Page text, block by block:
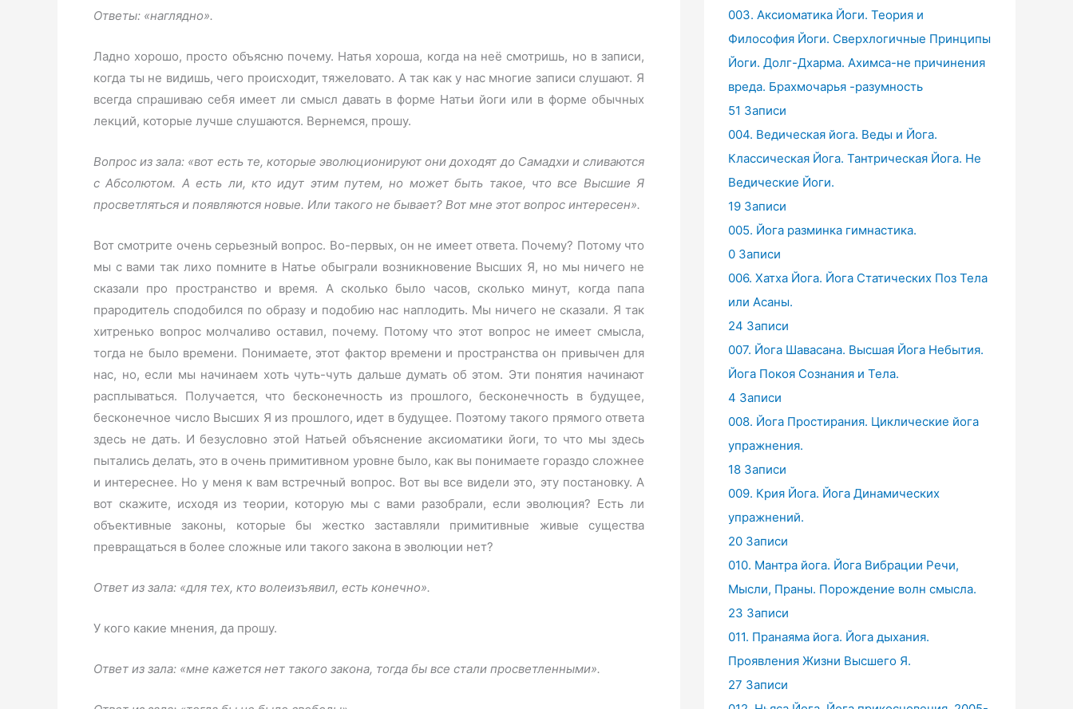
Ответы: «наглядно».
Ладно хорошо, просто объясню почему. Натья хороша, когда на неё смотришь, но в записи,
когда ты не видишь, чего происходит, тяжеловато. А так как у нас многие записи слушают. Я
всегда спрашиваю себя имеет ли смысл давать в форме Натьи йоги или в форме обычных
лекций, которые лучше слушаются. Вернемся, прошу.
Вопрос из зала: «вот есть те, которые эволюционируют они доходят до Самадхи и сливаются
с Абсолютом. А есть ли, кто идут этим путем, но может быть такое, что все Высшие Я
просветляться и появляются новые. Или такого не бывает? Вот мне этот вопрос интересен».
Вот смотрите очень серьезный вопрос. Во-первых, он не имеет ответа. Почему? Потому что
мы с вами так лихо помните в Натье обыграли возникновение Высших Я, но мы ничего не
сказали про пространство и время. А сколько было часов, сколько минут, когда папа
прародитель сподобился по образу и подобию нас наплодить. Мы ничего не сказали. Я так
хитренько вопрос молчаливо оставил, почему. Потому что этот вопрос не имеет смысла,
тогда не было времени. Понимаете, этот фактор времени и пространства он привычен для
нас, но, если мы начинаем хоть чуть-чуть дальше думать об этом. Эти понятия начинают
расплываться. Получается, что бесконечность из прошлого, бесконечность в будущее,
бесконечное число Высших Я из прошлого, идет в будущее. Поэтому такого прямого ответа
здесь не дать. И безусловно этой Натьей объяснение аксиоматики йоги, то что мы здесь
пытались делать, это в очень примитивном уровне было, как вы понимаете гораздо сложнее
и интереснее. Но у меня к вам встречный вопрос. Вот вы все видели это, эту постановку. А
вот скажите, исходя из теории, которую мы с вами разобрали, если эволюция? Есть ли
объективные законы, которые бы жестко заставляли примитивные живые существа
превращаться в более сложные или такого закона в эволюции нет?
Ответ из зала: «для тех, кто волеизъявил, есть конечно».
У кого какие мнения, да прошу.
Ответ из зала: «мне кажется нет такого закона, тогда бы все стали просветленными».
003. Аксиоматика Йоги. Теория и
Философия Йоги. Сверхлогичные Принципы
Йоги. Долг-Дхарма. Ахимса-не причинения
вреда. Брахмочарья -разумность
51 Записи
004. Ведическая йога. Веды и Йога.
Классическая Йога. Тантрическая Йога. Не
Ведические Йоги.
19 Записи
005. Йога разминка гимнастика.
0 Записи
006. Хатха Йога. Йога Статических Поз Тела
или Асаны.
24 Записи
007. Йога Шавасана. Высшая Йога Небытия.
Йога Покоя Сознания и Тела.
4 Записи
008. Йога Простирания. Циклические йога
упражнения.
18 Записи
009. Крия Йога. Йога Динамических
упражнений.
20 Записи
010. Мантра йога. Йога Вибрации Речи,
Мысли, Праны. Порождение волн смысла.
23 Записи
011. Пранаяма йога. Йога дыхания.
Проявления Жизни Высшего Я.
27 Записи